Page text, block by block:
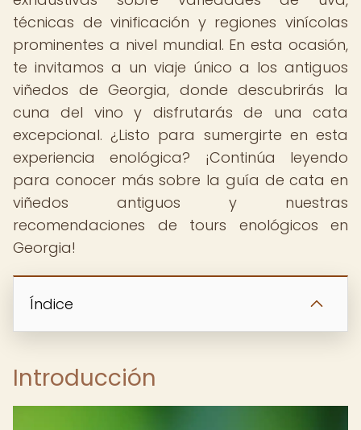
técnicas de vinificación y regiones vinícolas
prominentes a nivel mundial. En esta ocasión,
te invitamos a un viaje único a los antiguos
viñedos de Georgia, donde descubrirás la
cuna del vino y disfrutarás de una cata
excepcional. ¿Listo para sumergirte en esta
experiencia enológica? ¡Continúa leyendo
para conocer más sobre la guía de cata en
viñedos antiguos y nuestras
recomendaciones de tours enológicos en
Georgia!
Índice
Introducción